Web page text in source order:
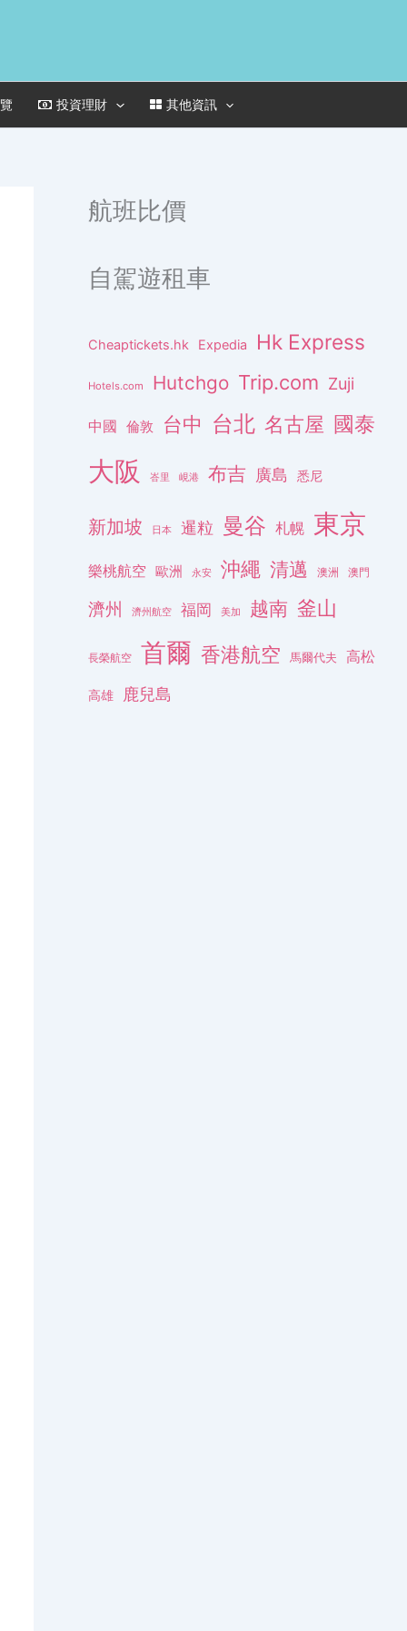
投資理財 其他資訊
航班比價
自駕遊租車
Cheaptickets.hk Expedia Hk Express
Hotels.com Hutchgo Trip.com Zuji
中國 倫敦 台中 台北 名古屋 國泰
大阪 峇里 峴港 布吉 廣島 悉尼
新加坡 日本 暹粒 曼谷 札幌 東京
樂桃航空 歐洲 永安 沖繩 清邁 澳洲 澳門
濟州 濟州航空 福岡 美加 越南 釜山
長榮航空 首爾 香港航空 馬爾代夫 高松
高雄 鹿兒島